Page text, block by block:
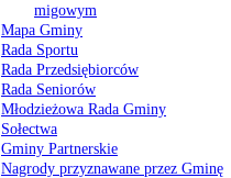
migowym
Mapa Gminy
Rada Sportu
Rada Przedsiębiorców
Rada Seniorów
Młodzieżowa Rada Gminy
Sołectwa
Gminy Partnerskie
Nagrody przyznawane przez Gminę